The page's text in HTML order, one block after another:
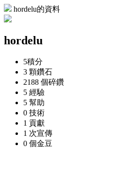
hordelu的資料
hordelu
5積分
3 顆鑽石
2188 個碎鑽
5 經驗
5 幫助
0 技術
1 貢獻
1 次宣傳
0 個金豆